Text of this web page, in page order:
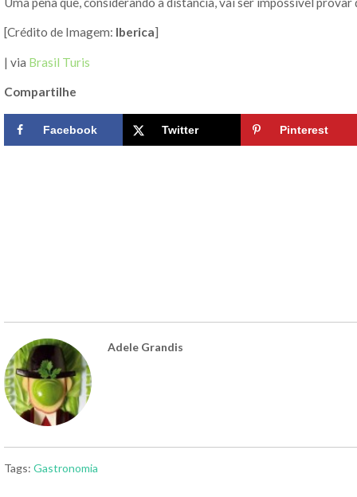
[Crédito de Imagem: Iberica]
| via Brasil Turis
Compartilhe
Facebook Twitter Pinterest
Adele Grandis
Tags: Gastronomia